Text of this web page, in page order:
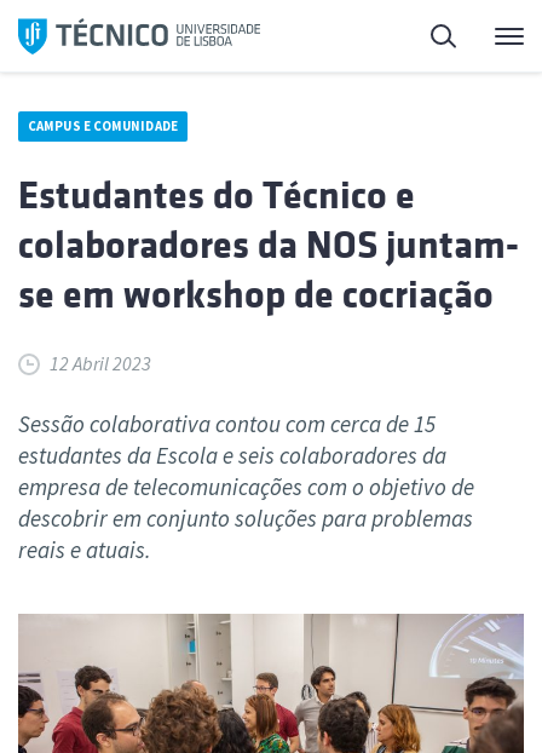
Saltar
para
Pesquisa
CAMPUS E COMUNIDADE
Estudantes do Técnico e
colaboradores da NOS juntam-
se em workshop de cocriação
12 Abril 2023
Sessão colaborativa contou com cerca de 15
estudantes da Escola e seis colaboradores da
empresa de telecomunicações com o objetivo de
descobrir em conjunto soluções para problemas
reais e atuais.